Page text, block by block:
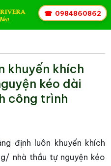
khuyến khích
kéo dài
công trình
định luôn khuyến khích
nhà thầu tự nguyện kéo
☎ 0984860862